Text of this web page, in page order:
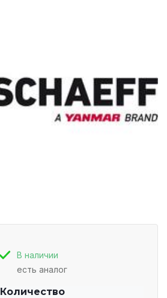
В наличии
есть аналог
Количество